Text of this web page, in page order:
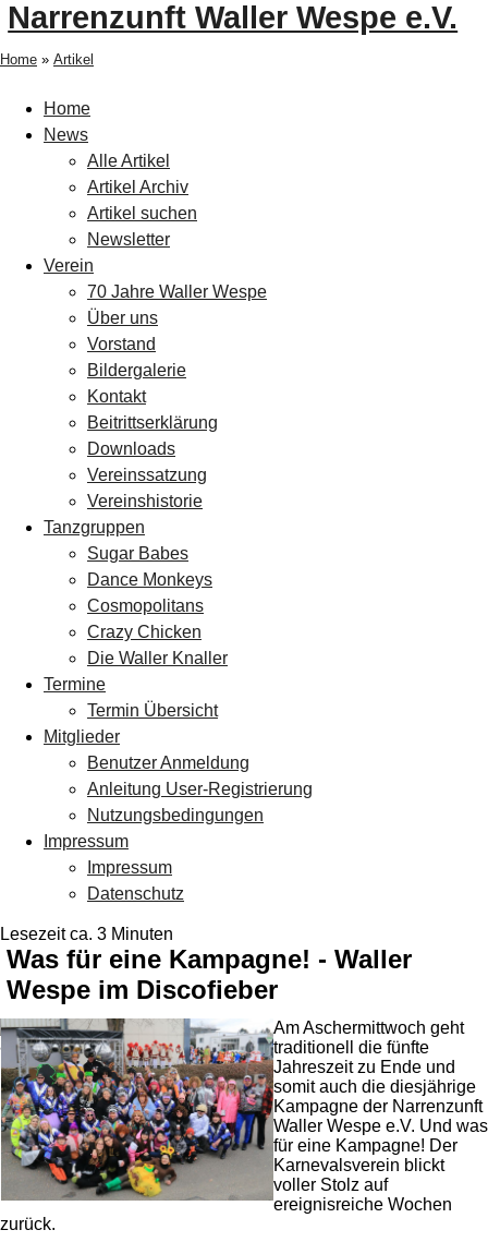
Narrenzunft Waller Wespe e.V.
Home » Artikel
Home
News
Alle Artikel
Artikel Archiv
Artikel suchen
Newsletter
Verein
70 Jahre Waller Wespe
Über uns
Vorstand
Bildergalerie
Kontakt
Beitrittserklärung
Downloads
Vereinssatzung
Vereinshistorie
Tanzgruppen
Sugar Babes
Dance Monkeys
Cosmopolitans
Crazy Chicken
Die Waller Knaller
Termine
Termin Übersicht
Mitglieder
Benutzer Anmeldung
Anleitung User-Registrierung
Nutzungsbedingungen
Impressum
Impressum
Datenschutz
Lesezeit ca. 3 Minuten
Was für eine Kampagne! - Waller
Wespe im Discofieber
Am Aschermittwoch geht
traditionell die fünfte
Jahreszeit zu Ende und
somit auch die diesjährige
Kampagne der Narrenzunft
Waller Wespe e.V. Und was
für eine Kampagne! Der
Karnevalsverein blickt
voller Stolz auf
ereignisreiche Wochen
zurück.